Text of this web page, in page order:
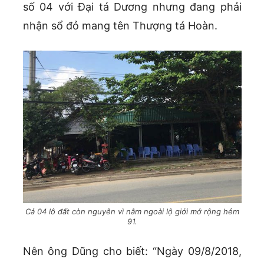
số 04 với Đại tá Dương nhưng đang phải
nhận sổ đỏ mang tên Thượng tá Hoàn.
Cả 04 lô đất còn nguyên vì nằm ngoài lộ giới mở rộng hẻm
91.
Nên ông Dũng cho biết: “Ngày 09/8/2018,